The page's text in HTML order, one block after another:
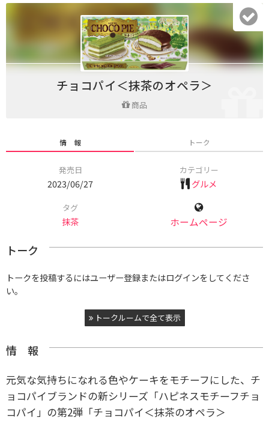
チョコパイ＜抹茶のオペラ＞
商品
情 報 トーク
発売日
2023/06/27
カテゴリー
グルメ
タグ
抹茶 ホームページ
トーク
トークを投稿するにはユーザー登録またはログインをしてくださ
い。
トークルームで全て表示
情 報
元気な気持ちになれる色やケーキをモチーフにした、チ
ョコパイブランドの新シリーズ「ハピネスモチーフチョ
コパイ」の第2弾「チョコパイ＜抹茶のオペラ＞